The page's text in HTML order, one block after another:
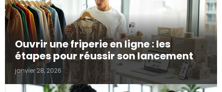
Ouvrir une friperie en ligne : les
étapes pour réussir son lancement
janvier 28, 2026